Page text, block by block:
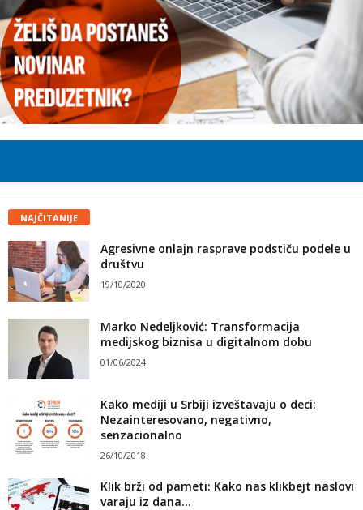
NAJČITANIJE
Agresivne onlajn rasprave podstiču podele u
društvu
19/10/2020
Marko Nedeljković: Transformacija
medijskog biznisa u digitalnom dobu
01/06/2024
Kako mediji u Srbiji izveštavaju o deci:
Nezainteresovano, negativno,
senzacionalno
26/10/2018
Klik brži od pameti: Kako nas klikbejt naslovi
varaju iz dana...